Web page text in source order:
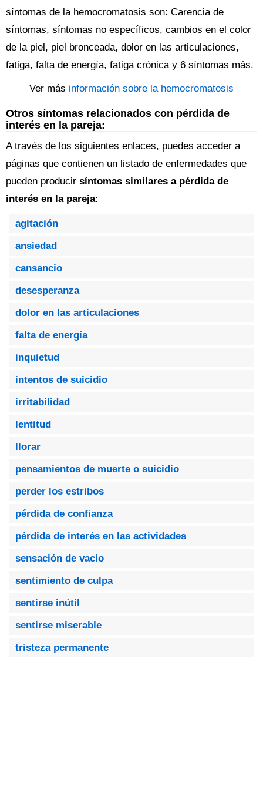
síntomas de la hemocromatosis son: Carencia de
síntomas, síntomas no específicos, cambios en el color
de la piel, piel bronceada, dolor en las articulaciones,
fatiga, falta de energía, fatiga crónica y 6 síntomas más.
Ver más información sobre la hemocromatosis
Otros síntomas relacionados con pérdida de
interés en la pareja:
A través de los siguientes enlaces, puedes acceder a
páginas que contienen un listado de enfermedades que
pueden producir síntomas similares a pérdida de
interés en la pareja:
agitación
ansiedad
cansancio
desesperanza
dolor en las articulaciones
falta de energía
inquietud
intentos de suicidio
irritabilidad
lentitud
llorar
pensamientos de muerte o suicidio
perder los estribos
pérdida de confianza
pérdida de interés en las actividades
sensación de vacío
sentimiento de culpa
sentirse inútil
sentirse miserable
tristeza permanente